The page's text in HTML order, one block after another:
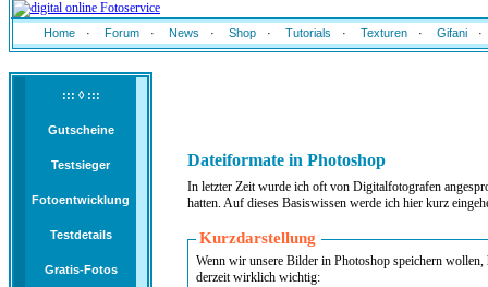
Dateiformate in Photoshop
In letzter Zeit wurde ich oft von Digitalfotografen
hatten. Auf dieses Basiswissen werde ich hier kurz
Kurzdarstellung
Wenn wir unsere Bilder in Photoshop speichern
derzeit wirklich wichtig:
Home · Forum · News · Shop · Tutorials · Texturen · Gifani ·
::: ◊ :::
Gutscheine
Testsieger
Fotoentwicklung
Testdetails
Gratis-Fotos